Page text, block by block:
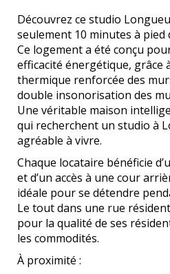
Découvrez ce studio
seulement 10 minutes à
Ce logement a été conçu
efficacité énergétique, grâce
thermique renforcée des
double insonorisation des
Une véritable maison
qui recherchent un studio à
agréable à vivre.
Chaque locataire bénéficie
et d’un accès à une cour
idéale pour se détendre
Le tout dans une rue
pour la qualité de ses
les commodités.
À proximité :